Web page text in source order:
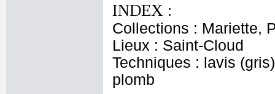
INDEX :
Collections : Mariette,
Lieux : Saint-Cloud
Techniques : lavis
plomb